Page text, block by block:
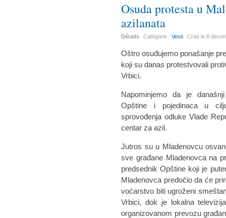
Osuda protesta u
azilanata
Détails Catégorie :Vesti Créé le8
Oštro osuđujemo ponašanje
koji su danas protestvovali
Vrbici.
Napominjemo da je
Opštine i pojedinaca u
sprovođenja odluke Vlade
centar za azil.
Jutros su u Mladenovcu
sve građane Mladenovca na
predsednik Opštine koji je
Mladenovca predočio da će
voćarstvo biti ugroženi
Vrbici, dok je lokalna
organizovanom prevozu